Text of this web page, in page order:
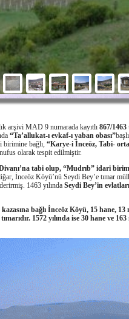
arşivi MAD 9 numarada kayıtlı 867/
“Ta’allukat-ı evkaf-ı yaban obası”
birimine bağlı, “Karye-i İnceöz, Tabi- orta
olarak tespit edilmiştir.
tabi olup, “Mudrıb” idari
İnceöz Köyü’nü Seydi Bey’e tımar
1463 yılında Seydi Bey’in
bağlı İnceöz Köyü, 15 hane, 13
1572 yılında ise 30 hane ve